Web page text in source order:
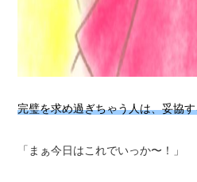
完璧を求め過ぎちゃう人は、妥協
「まぁ今日はこれでいっか〜！」